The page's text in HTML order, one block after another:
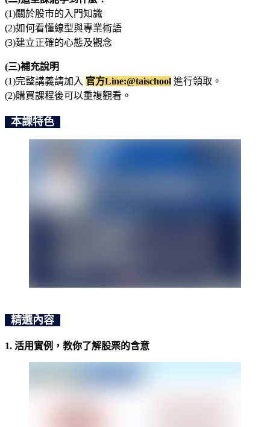
(1)關於股市的入門知識
(2)如何看懂線型與專業術語
(3)建立正確的心態及觀念
(三)補充說明
(1)完整講義請加入 官方Line:@taischool 進行領取。
(2)購買課程後可以重複觀看。
本課特色
精選內容
1. 活用實例，教你了解股票的含意